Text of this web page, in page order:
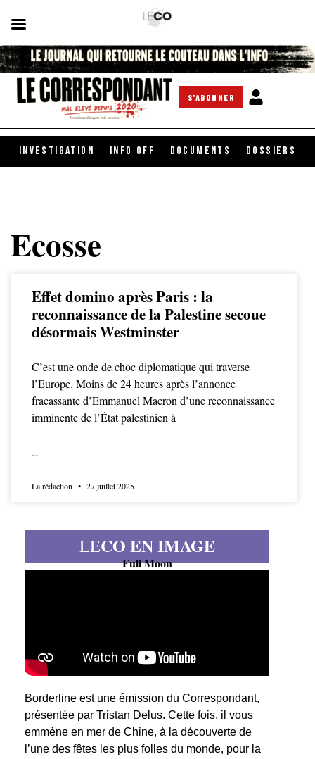
S'ABONNER
INVESTIGATION INFO OFF DOCUMENTS DOSSIERS
Ecosse
Effet domino après Paris : la
reconnaissance de la Palestine secoue
désormais Westminster
C’est une onde de choc diplomatique qui traverse
l’Europe. Moins de 24 heures après l’annonce
fracassante d’Emmanuel Macron d’une reconnaissance
imminente de l’État palestinien à
La rédaction 27 juillet 2025
LECO EN IMAGE
Full Moon
Borderline est une émission du Correspondant,
présentée par Tristan Delus. Cette fois, il vous
emmène en mer de Chine, à la découverte de
l’une des fêtes les plus folles du monde, pour la